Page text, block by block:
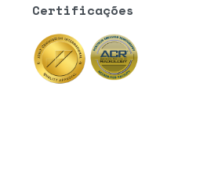
Certificações